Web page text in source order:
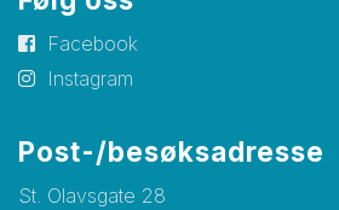
Facebook
Instagram
Post-/besøksadresse
St. Olavsgate 28